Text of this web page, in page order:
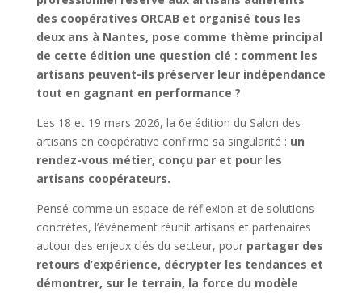
des coopératives ORCAB et organisé tous les
deux ans à Nantes, pose comme thème principal
de cette édition une question clé : comment les
artisans peuvent-ils préserver leur indépendance
tout en gagnant en performance ?
Les 18 et 19 mars 2026, la 6e édition du Salon des
artisans en coopérative confirme sa singularité : un
rendez-vous métier, conçu par et pour les
artisans coopérateurs.
Pensé comme un espace de réflexion et de solutions
concrètes, l’événement réunit artisans et partenaires
autour des enjeux clés du secteur, pour partager des
retours d’expérience, décrypter les tendances et
démontrer, sur le terrain, la force du modèle